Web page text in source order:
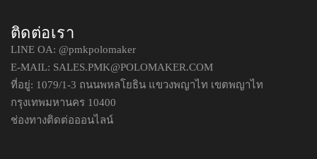
ติดต่อเรา
LINE OA: @pmkpolomaker
E-MAIL: SALES.PMK@POLOMAKER.COM
ที่อยู่: 1079/1-3 ถนนพหลโยธิน แขวงพญาไท เขตพญาไท
กรุงเทพมหานคร 10400
ช่องทางติดต่อออนไลน์